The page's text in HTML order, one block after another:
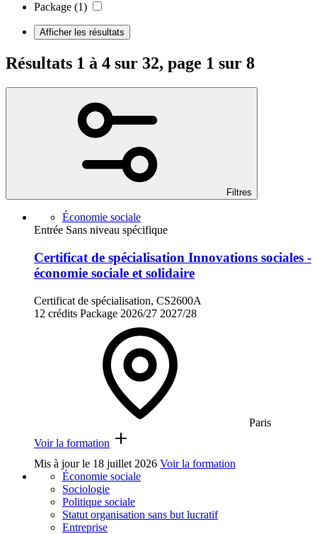
Package (1)
Afficher les résultats
Résultats 1 à 4 sur 32, page 1 sur 8
Filtres
Économie sociale
Entrée Sans niveau spécifique
Certificat de spécialisation Innovations sociales -
économie sociale et solidaire
Certificat de spécialisation, CS2600A
12 crédits Package 2026/27 2027/28
Paris
Voir la formation
Mis à jour le 18 juillet 2026 Voir la formation
Économie sociale
Sociologie
Politique sociale
Statut organisation sans but lucratif
Entreprise